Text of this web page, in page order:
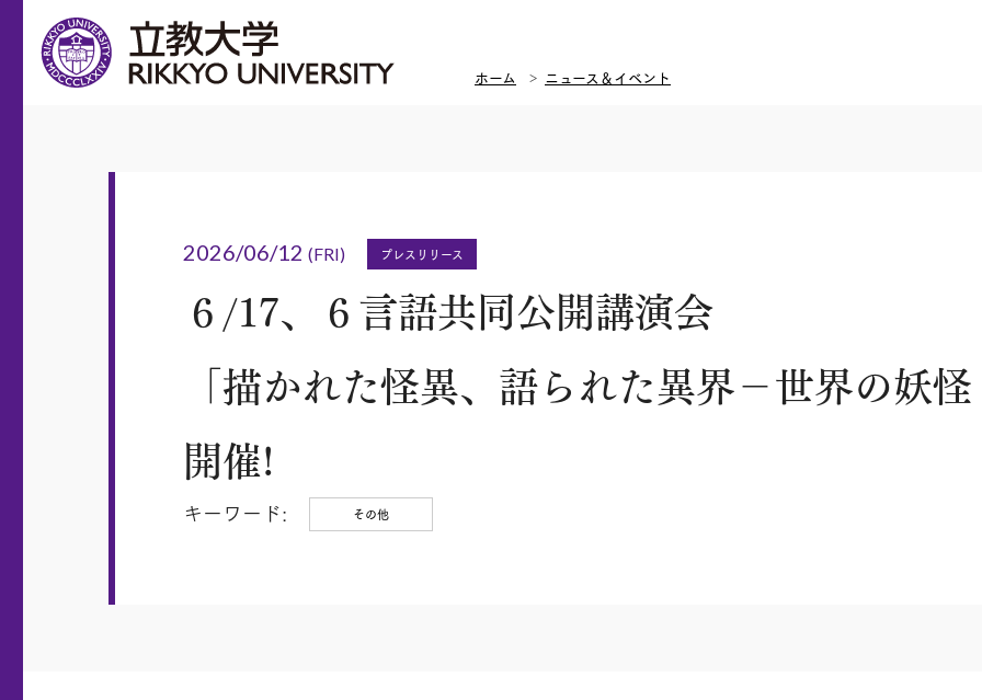
ホーム ニュース＆イベント
2026/06/12 (FRI) プレスリリース
６/17、６言語共同公開講演会
「描かれた怪異、語られた異界－世界の妖
開催!
キーワード: その他